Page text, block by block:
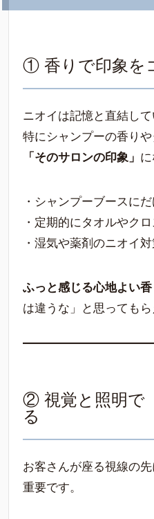
① 香りで印象を
ニオイは記憶と直結して
特にシャンプーの香り
「そのサロンの印象」 に
・シャンプーブースに
・定期的にタオルやク
・湿気や薬剤のニオイ
ふっと感じる心地よい香
は違うな」と思ってもら
② 視覚と照明で
る
お客さんが座る視線の
重要です。